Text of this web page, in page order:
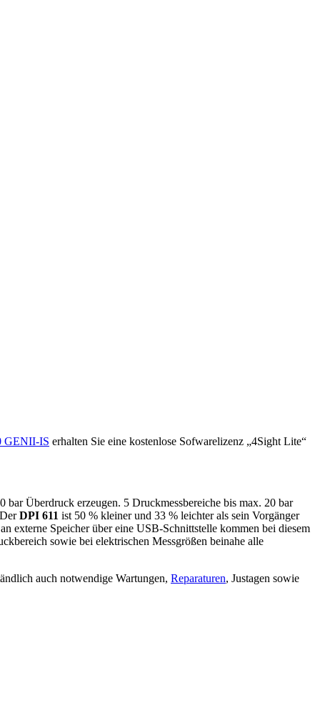
GENII-IS erhalten Sie eine kostenlose Sofwarelizenz „4Sight Lite“
Überdruck erzeugen. 5 Druckmessbereiche bis max. 20 bar
DPI 611 ist 50 % kleiner und 33 % leichter als sein Vorgänger
externe Speicher über eine USB-Schnittstelle kommen bei diesem
sowie bei elektrischen Messgrößen beinahe alle
auch notwendige Wartungen, Reparaturen, Justagen sowie